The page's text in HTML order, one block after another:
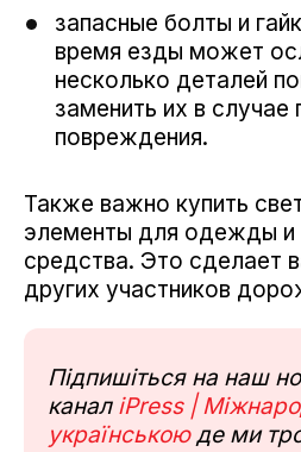
запасные болты и
время езды может
несколько деталей
заменить их в случае
повреждения.
Также важно купить
элементы для одежды и
средства. Это сделает
других участников
Підпишіться на наш
канал iPress |
українськоюде ми